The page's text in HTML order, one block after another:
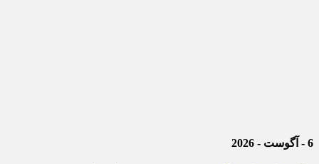
6 - آگوست - 2026